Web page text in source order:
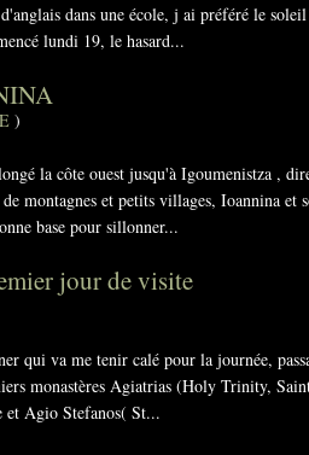
dans une école, j ai préféré le
lundi 19, le hasard...
)
la côte ouest jusqu'à Igoumenistza ,
montagnes et petits villages, Ioannina et
base pour sillonner...
jour de visite
qui va me tenir calé pour la journée,
monastères Agiatrias (Holy Trinity,
et Agio Stefanos( St...